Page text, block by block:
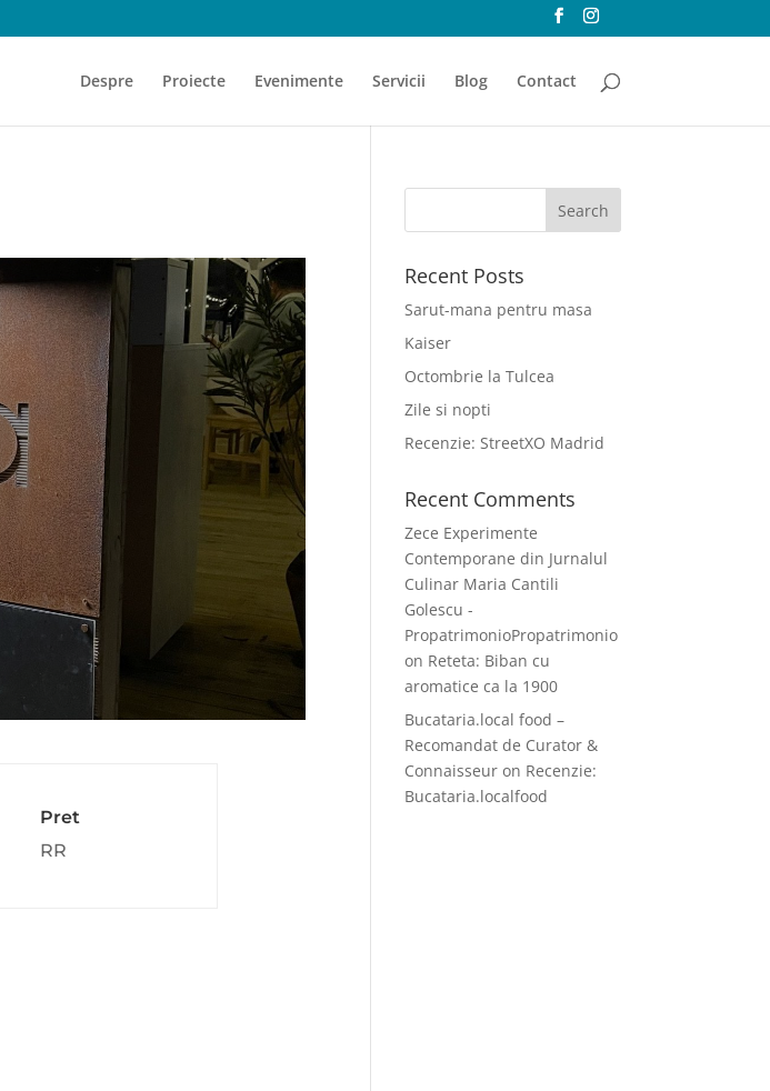
Despre Proiecte Evenimente Servicii Blog Contact
Pret
RR
Recent Posts
Sarut-mana pentru masa
Kaiser
Octombrie la Tulcea
Zile si nopti
Recenzie: StreetXO Madrid
Recent Comments
Zece Experimente
Contemporane din Jurnalul
Culinar Maria Cantili
Golescu -
PropatrimonioPropatrimonio
on Reteta: Biban cu
aromatice ca la 1900
Bucataria.local food –
Recomandat de Curator &
Connaisseur on Recenzie:
Bucataria.localfood